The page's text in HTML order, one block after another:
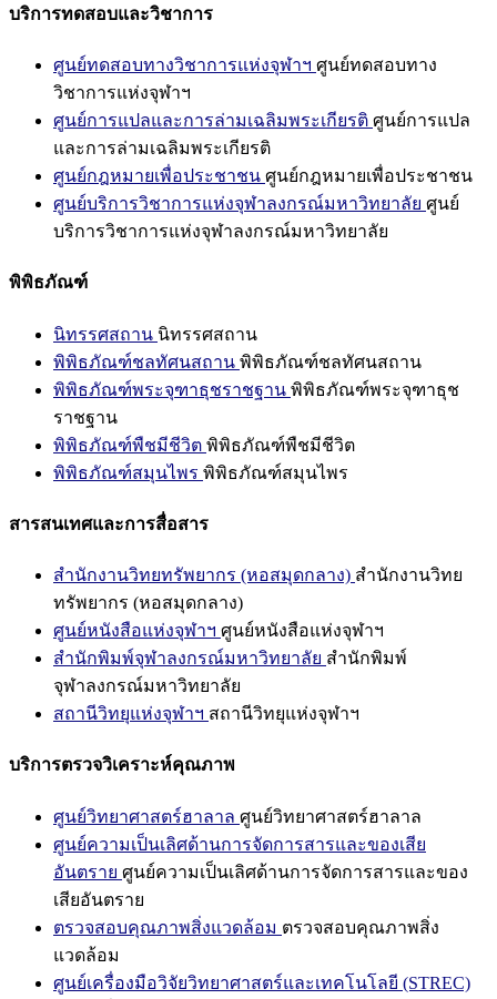
บริการทดสอบและวิชาการ
ศูนย์ทดสอบทางวิชาการแห่งจุฬาฯ ศูนย์ทดสอบทาง
วิชาการแห่งจุฬาฯ
ศูนย์การแปลและการล่ามเฉลิมพระเกียรติ ศูนย์การแปล
และการล่ามเฉลิมพระเกียรติ
ศูนย์กฎหมายเพื่อประชาชน ศูนย์กฎหมายเพื่อประชาชน
ศูนย์บริการวิชาการแห่งจุฬาลงกรณ์มหาวิทยาลัย ศูนย์
บริการวิชาการแห่งจุฬาลงกรณ์มหาวิทยาลัย
พิพิธภัณฑ์
นิทรรศสถาน นิทรรศสถาน
พิพิธภัณฑ์ชลทัศนสถาน พิพิธภัณฑ์ชลทัศนสถาน
พิพิธภัณฑ์พระจุฑาธุชราชฐาน พิพิธภัณฑ์พระจุฑาธุช
ราชฐาน
พิพิธภัณฑ์พืชมีชีวิต พิพิธภัณฑ์พืชมีชีวิต
พิพิธภัณฑ์สมุนไพร พิพิธภัณฑ์สมุนไพร
สารสนเทศและการสื่อสาร
สำนักงานวิทยทรัพยากร (หอสมุดกลาง) สำนักงานวิทย
ทรัพยากร (หอสมุดกลาง)
ศูนย์หนังสือแห่งจุฬาฯ ศูนย์หนังสือแห่งจุฬาฯ
สำนักพิมพ์จุฬาลงกรณ์มหาวิทยาลัย สำนักพิมพ์
จุฬาลงกรณ์มหาวิทยาลัย
สถานีวิทยุแห่งจุฬาฯ สถานีวิทยุแห่งจุฬาฯ
บริการตรวจวิเคราะห์คุณภาพ
ศูนย์วิทยาศาสตร์ฮาลาล ศูนย์วิทยาศาสตร์ฮาลาล
ศูนย์ความเป็นเลิศด้านการจัดการสารและของเสีย
อันตราย ศูนย์ความเป็นเลิศด้านการจัดการสารและของ
เสียอันตราย
ตรวจสอบคุณภาพสิ่งแวดล้อม ตรวจสอบคุณภาพสิ่ง
แวดล้อม
ศูนย์เครื่องมือวิจัยวิทยาศาสตร์และเทคโนโลยี (STREC)